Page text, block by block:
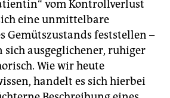
vom Kontrollverlust
eine unmittelbare
Gemütszustands feststellen –
ausgeglichener, ruhiger
Wie wir heute
handelt es sich hierbei